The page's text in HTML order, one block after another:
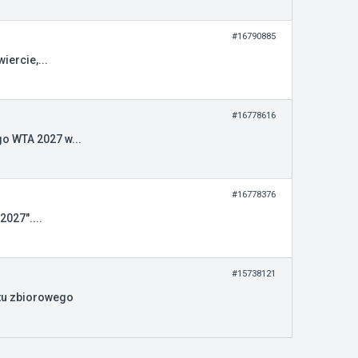
#16790885
#16778616
2027 w...
#16778376
#15738121
zbiorowego